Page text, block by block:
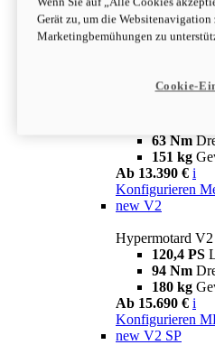
63 Nm
151 kg
Ab 13.890 € i
63 Nm
151 kg
Ab 13.390 € i
Konfigurieren
new V2
Hypermotard V2
120,4 PS
94 Nm
180 kg
Ab 15.690 € i
Konfigurieren
new V2 SP
Gerät zu, um die
Marketingbemühungen zu
Cookie-